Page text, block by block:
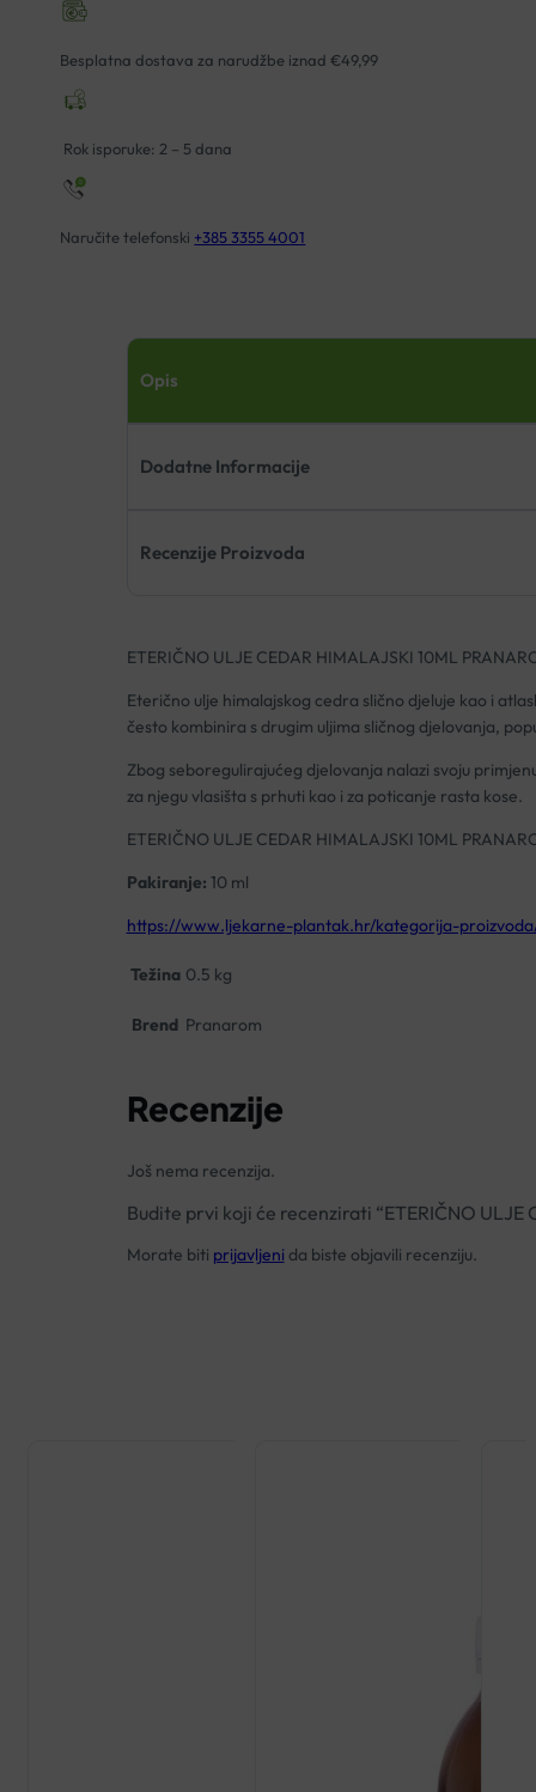
10ML
PRANAROM
Besplatna dostava za narudžbe iznad €49,99
Rok isporuke: 2 – 5 dana
Naručite telefonski +385 3355 4001
Opis
Dodatne Informacije
Recenzije Proizvoda
ETERIČNO ULJE CEDAR HIMALAJSKI 10ML
Eterično ulje himalajskog cedra slično djeluje kao i
često kombinira s drugim uljima sličnog djelovanja,
Zbog seboregulirajućeg djelovanja nalazi svoju
za njegu vlasišta s prhuti kao i za poticanje rasta kose.
ETERIČNO ULJE CEDAR HIMALAJSKI 10ML
Pakiranje: 10 ml
https://www.ljekarne-plantak.hr/kategorija-
Težina 0.5 kg
Brend Pranarom
Recenzije
Još nema recenzija.
Budite prvi koji će recenzirati “ETERIČNO ULJE
Morate biti prijavljeni da biste objavili recenziju.